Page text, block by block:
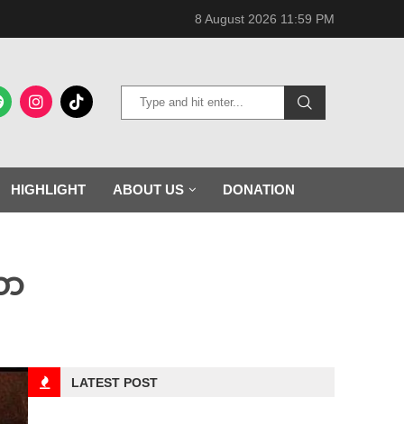
8 August 2026 11:59 PM
HIGHLIGHT ABOUT US DONATION
LATEST POST